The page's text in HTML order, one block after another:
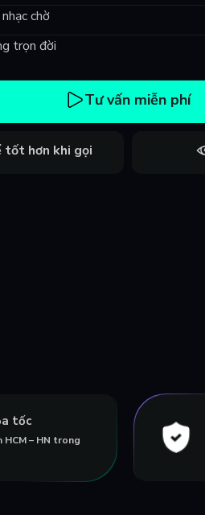
chờ
trọn đời
Tư vấn miễn phí
tốt hơn khi gọi
tốc
HCM – HN trong